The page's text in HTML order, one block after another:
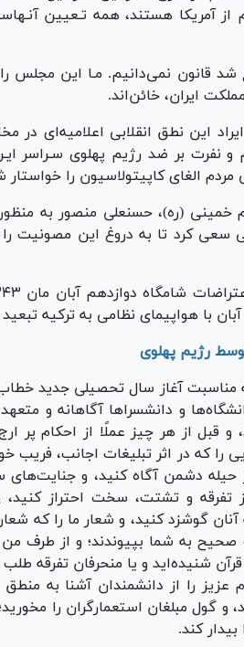
آمریکا هستند، همه تـعیین
شد قانون نمی‌دانیم. مـا این مجلس
ایران، خائن‌اند.
این نطق انقلابی اعلامیه‌ای در
بر ضد رژیم پهلوی سـراسر
الغای کاپیتولاسیون را خواستار
خمینی (ره)، حسنعلی منصور به
کرد تا به دروغ این مصونیت
رژیم پهلوی
به مناسبت آغاز سال تحصیلی جدید
و دانشسرا‌ها آگاهانه و
قبل از هر چیز عملًا از احکام پر
را که در اثر تبلیغات اجانب، فریب
از حیله دشمن آگاه کنید، و
تفرقه و تشتت، سخت احتراز
گوشزد کنید، و شعار ما را که
به شما بپیوندند؛ و از طرف من
شنیده‌اید و یا منحرفان تفرقه
عزیز را از دانشمندان آشنا به
و گول مبلغان استعمارگران را
کند.